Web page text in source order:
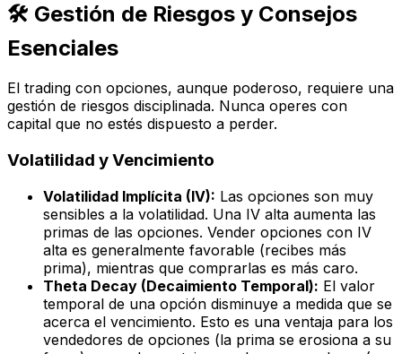
🛠️ Gestión de Riesgos y Consejos
Esenciales
El trading con opciones, aunque poderoso, requiere una
gestión de riesgos disciplinada. Nunca operes con
capital que no estés dispuesto a perder.
Volatilidad y Vencimiento
Volatilidad Implícita (IV): Las opciones son muy
sensibles a la volatilidad. Una IV alta aumenta las
primas de las opciones. Vender opciones con IV
alta es generalmente favorable (recibes más
prima), mientras que comprarlas es más caro.
Theta Decay (Decaimiento Temporal): El valor
temporal de una opción disminuye a medida que se
acerca el vencimiento. Esto es una ventaja para los
vendedores de opciones (la prima se erosiona a su